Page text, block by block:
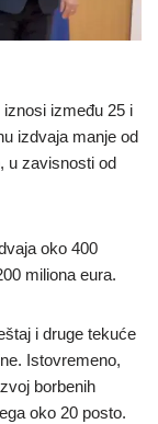
između 25 i
izdvaja manje od
u zavisnosti od
oko 400
miliona eura.
i druge tekuće
Istovremeno,
borbenih
oko 20 posto.